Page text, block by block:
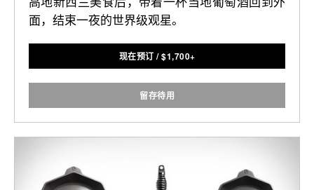
面，结束一夜的世界级观星。
现在预订 /$1,700+
留存待用